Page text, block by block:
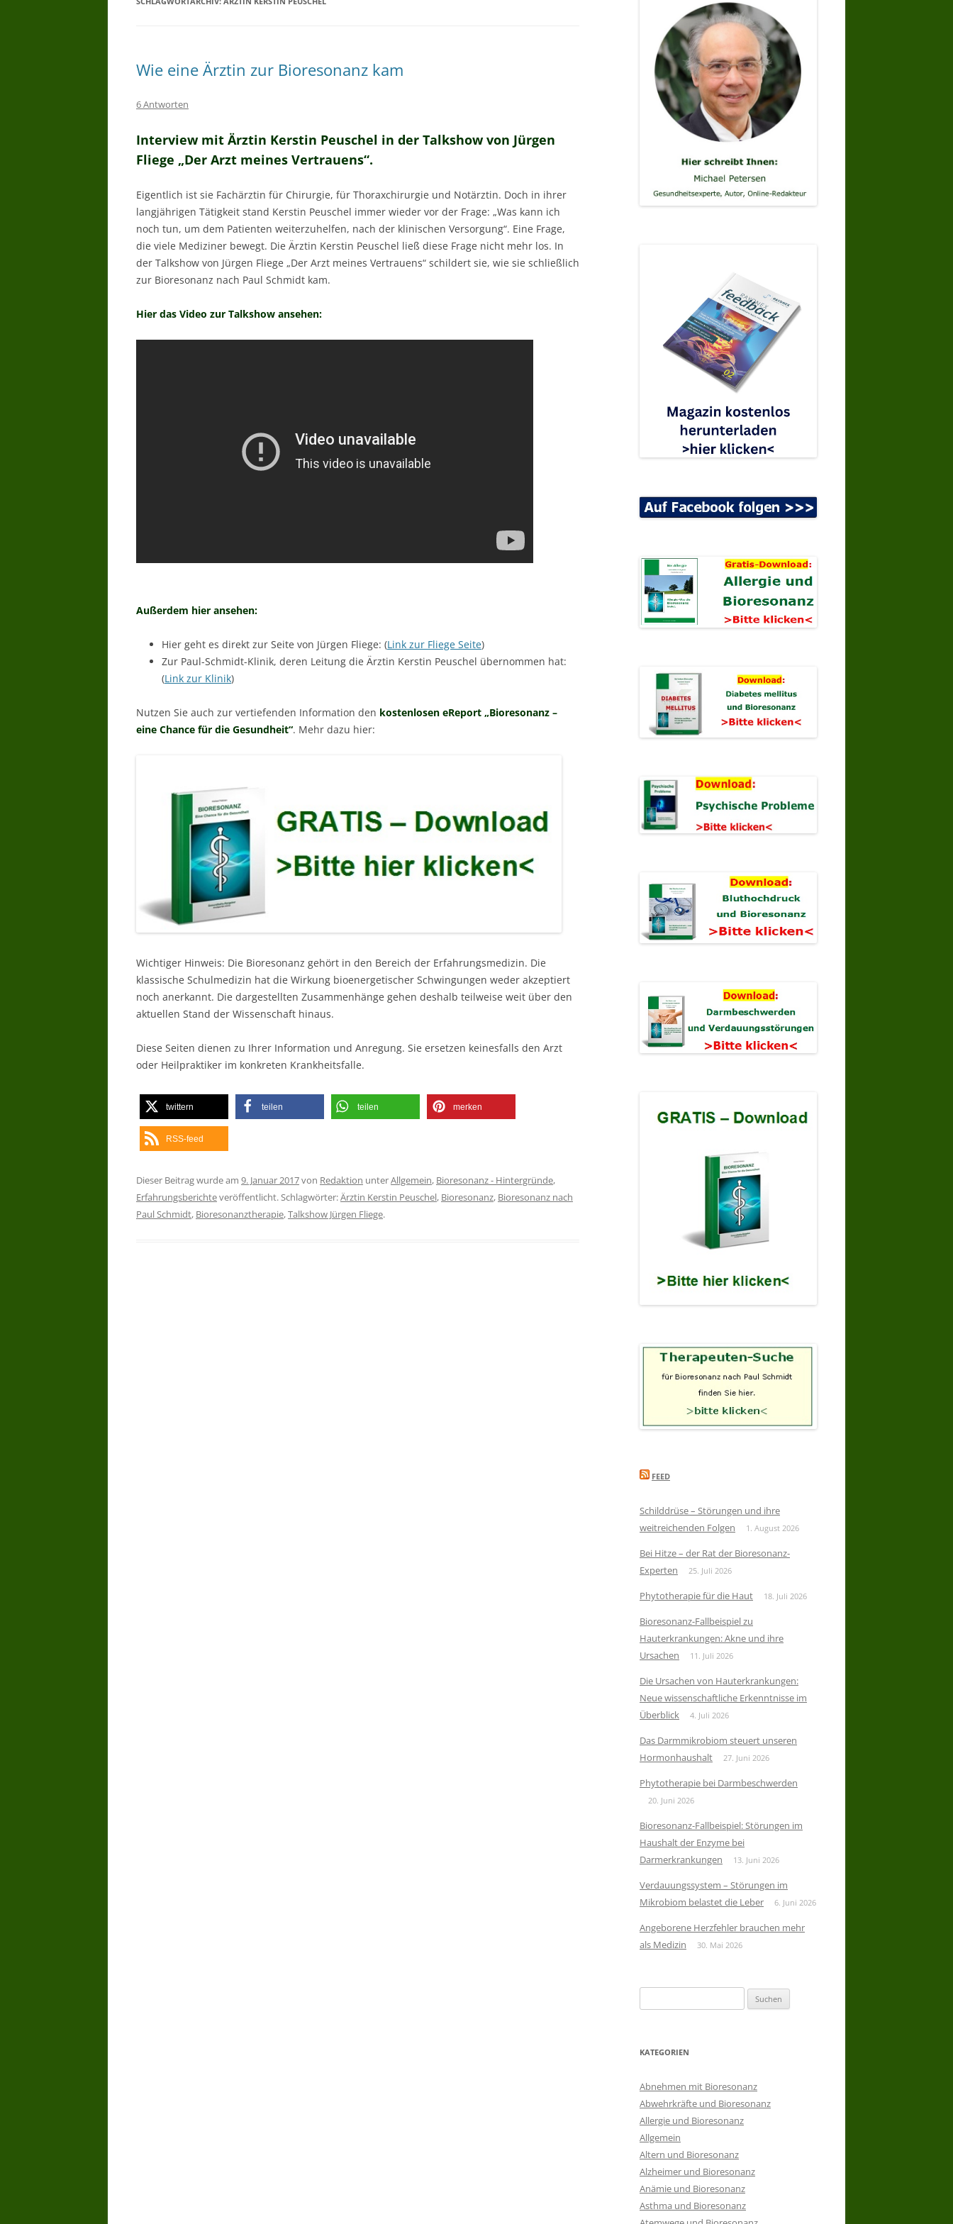
BIORESONANZTHERAPIE ANBIETEN
– WER DARF ANWENDEN
BIORESONANZ WAS WIRD
BIORESONANZTHERAPIE GIBT ES
WIRKSAMKEITSNACHWEISE
Wie eine Ärztin zur Bioresonanz kam
6 Antworten
Interview mit Ärztin Kerstin Peuschel in der Talkshow von Jürgen
Fliege „Der Arzt meines Vertrauens“.
Eigentlich ist sie Fachärztin für Chirurgie, für Thoraxchirurgie und Notärztin. Doch in ihrer
langjährigen Tätigkeit stand Kerstin Peuschel immer wieder vor der Frage: „Was kann ich
noch tun, um dem Patienten weiterzuhelfen, nach der klinischen Versorgung“. Eine Frage,
die viele Mediziner bewegt. Die Ärztin Kerstin Peuschel ließ diese Frage nicht mehr los. In
der Talkshow von Jürgen Fliege „Der Arzt meines Vertrauens“ schildert sie, wie sie schließlich
zur Bioresonanz nach Paul Schmidt kam.
Hier das Video zur Talkshow ansehen:
Außerdem hier ansehen:
Hier geht es direkt zur Seite von Jürgen Fliege: (Link zur Fliege Seite)
Zur Paul-Schmidt-Klinik, deren Leitung die Ärztin Kerstin Peuschel übernommen hat:
(Link zur Klinik)
Nutzen Sie auch zur vertiefenden Information den kostenlosen eReport „Bioresonanz –
eine Chance für die Gesundheit“. Mehr dazu hier:
Wichtiger Hinweis: Die Bioresonanz gehört in den Bereich der Erfahrungsmedizin. Die
klassische Schulmedizin hat die Wirkung bioenergetischer Schwingungen weder akzeptiert
noch anerkannt. Die dargestellten Zusammenhänge gehen deshalb teilweise weit über den
aktuellen Stand der Wissenschaft hinaus.
Diese Seiten dienen zu Ihrer Information und Anregung. Sie ersetzen keinesfalls den Arzt
oder Heilpraktiker im konkreten Krankheitsfalle.
twittern teilen teilen merken
RSS-feed
Dieser Beitrag wurde am 9. Januar 2017von Redaktion unterAllgemein, Bioresonanz - Hintergründe,
Erfahrungsberichteveröffentlicht. Schlagwörter:Ärztin Kerstin Peuschel, Bioresonanz, Bioresonanz nach
Paul Schmidt, Bioresonanztherapie,Talkshow Jürgen Fliege.
FEED
Schilddrüse – Störungen und ihre
weitreichenden Folgen
1. August 2026
Bei Hitze – der Rat der Bioresonanz-
Experten
25. Juli 2026
Phytotherapie für die Haut 18. Juli 2026
Bioresonanz-Fallbeispiel zu
Hauterkrankungen: Akne und ihre
Ursachen
11. Juli 2026
Die Ursachen von Hauterkrankungen:
Neue wissenschaftliche Erkenntnisse im
Überblick
4. Juli 2026
Das Darmmikrobiom steuert unseren
Hormonhaushalt
27. Juni 2026
Phytotherapie bei Darmbeschwerden
20. Juni 2026
Bioresonanz-Fallbeispiel: Störungen im
Haushalt der Enzyme bei
Darmerkrankungen
13. Juni 2026
Verdauungssystem – Störungen im
Mikrobiom belastet die Leber
6. Juni 2026
Angeborene Herzfehler brauchen mehr
als Medizin
30. Mai 2026
nach:
KATEGORIEN
Abnehmen mit Bioresonanz
Abwehrkräfte und Bioresonanz
Allergie und Bioresonanz
Allgemein
Altern und Bioresonanz
Alzheimer und Bioresonanz
Anämie und Bioresonanz
Asthma und Bioresonanz